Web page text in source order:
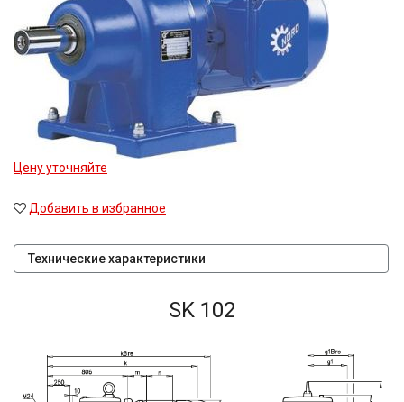
Цену уточняйте
Добавить в избранное
Технические характеристики
SK 102